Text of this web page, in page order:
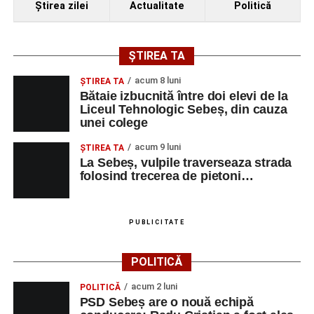
Ştirea zilei Actualitate Politică
ȘTIREA TA
ŞTIREA TA acum 8 luni
Bătaie izbucnită între doi elevi de la
Liceul Tehnologic Sebeș, din cauza
unei colege
ŞTIREA TA acum 9 luni
La Sebeș, vulpile traverseaza strada
folosind trecerea de pietoni…
PUBLICITATE
POLITICĂ
POLITICĂ acum 2 luni
PSD Sebeș are o nouă echipă